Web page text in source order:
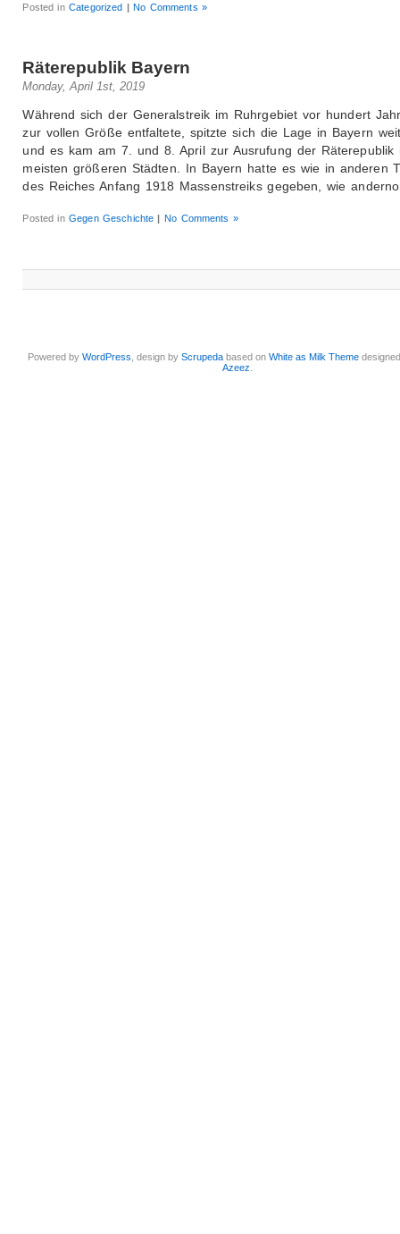
Posted inCategorized | No Comments »
Räterepublik Bayern
Monday, April 1st, 2019
Während sich der Generalstreik im Ruhrgebiet vor hundert
zur vollen Größe entfaltete, spitzte sich die Lage in Bayern
und es kam am 7. und 8. April zur Ausrufung der Räterepublik
meisten größeren Städten. In Bayern hatte es wie in anderen
des Reiches Anfang 1918 Massenstreiks gegeben, wie
Posted inGegen Geschichte | No Comments »
Powered byWordPress , design byScrupeda based onWhite as Milk Theme
Azeez